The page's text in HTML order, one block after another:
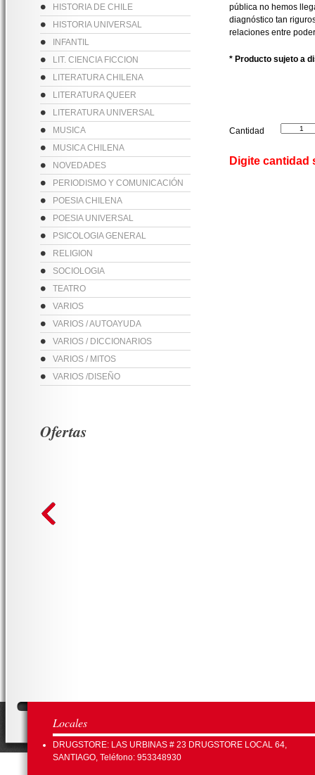
HISTORIA DE CHILE
HISTORIA UNIVERSAL
INFANTIL
LIT. CIENCIA FICCION
LITERATURA CHILENA
LITERATURA QUEER
LITERATURA UNIVERSAL
MUSICA
MUSICA CHILENA
NOVEDADES
PERIODISMO Y COMUNICACIÓN
POESIA CHILENA
POESIA UNIVERSAL
PSICOLOGIA GENERAL
RELIGION
SOCIOLOGIA
TEATRO
VARIOS
VARIOS / AUTOAYUDA
VARIOS / DICCIONARIOS
VARIOS / MITOS
VARIOS /DISEÑO
pública no hemos
diagnóstico tan
relaciones entre
* Producto sujeto a
Cantidad
Digite
Ofertas
Locales
DRUGSTORE: LAS URBINAS # 23 DRUGSTORE LOCAL 64,
SANTIAGO, Teléfono: 953348930